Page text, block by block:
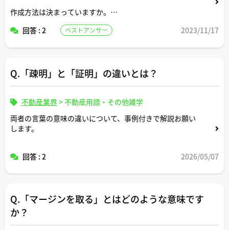
作成方法は決まっていますか。
宅建士証とはどのような役割の違いがあるでしょうか。
回答 : 2 ベストアンサー 2023/11/17
Q.「疎明」と「証明」の違いとは？
不動産業界>不動産用語・その他雑学
両者の言葉の意味の違いについて、事例付きで解説お願い
します。
回答 : 2 2026/05/07
Q.「マージンを取る」とはどのような意味です
か？